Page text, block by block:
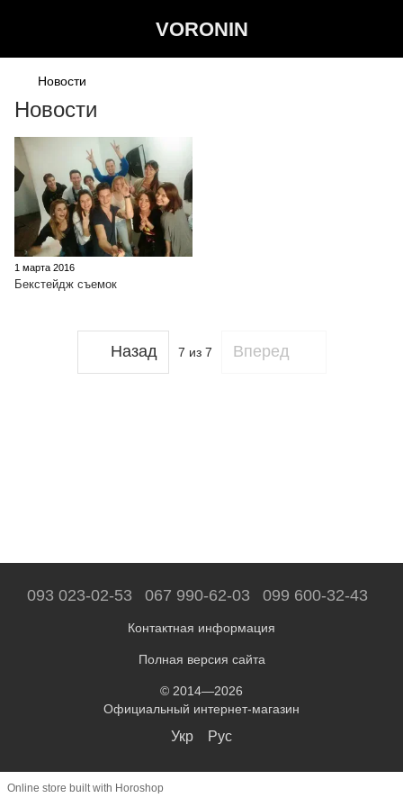
VORONIN
Новости
Новости
1 марта 2016
Бекстейдж съемок
Назад 7 из 7 Вперед
093 023-02-53 067 990-62-03 099 600-32-43
Контактная информация
Полная версия сайта
© 2014—2026
Официальный интернет-магазин
Укр Рус
Online store built with Horoshop